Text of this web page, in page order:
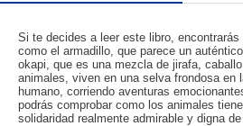
Si te decides a leer este libro, encontrarás
como el armadillo, que parece un
okapi, que es una mezcla de jirafa,
animales, viven en una selva frondosa en
humano, corriendo aventuras
podrás comprobar como los animales
solidaridad realmente admirable y digna de